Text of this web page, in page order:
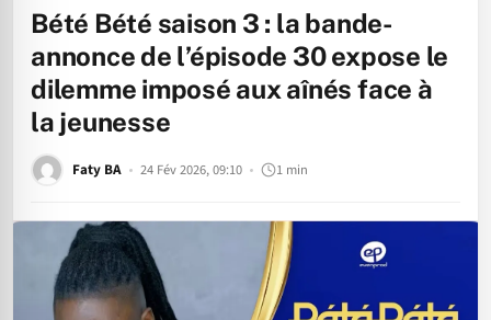
Bété Bété saison 3 : la bande-
annonce de l’épisode 30 expose le
dilemme imposé aux aînés face à
la jeunesse
Faty BA 24 Fév 2026, 09:10 1 min